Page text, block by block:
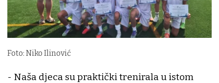
Foto: Niko Ilinović
- Naša djeca su praktički trenirala u istom